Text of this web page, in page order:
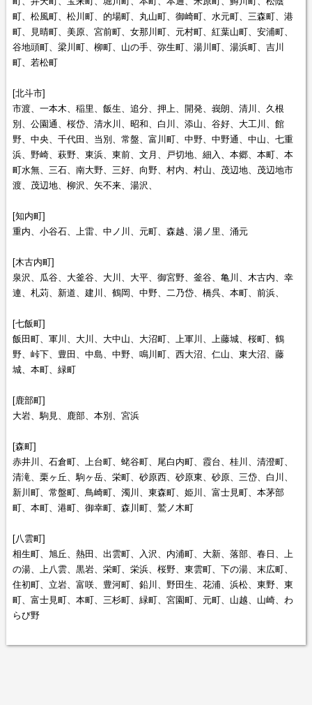
町、松風町、松川町、的場町、丸山町、御崎町、水元町、三森町、港
町、見晴町、美原、宮前町、女那川町、元村町、紅葉山町、安浦町、
谷地頭町、梁川町、柳町、山の手、弥生町、湯川町、湯浜町、吉川
町、若松町
[北斗市]
市渡、一本木、稲里、飯生、追分、押上、開発、峩朗、清川、久根
別、公園通、桜岱、清水川、昭和、白川、添山、谷好、大工川、館
野、中央、千代田、当別、常盤、富川町、中野、中野通、中山、七重
浜、野崎、萩野、東浜、東前、文月、戸切地、細入、本郷、本町、本
町水無、三石、南大野、三好、向野、村内、村山、茂辺地、茂辺地市
渡、茂辺地、柳沢、矢不来、湯沢、
[知内町]
重内、小谷石、上雷、中ノ川、元町、森越、湯ノ里、涌元
[木古内町]
泉沢、瓜谷、大釜谷、大川、大平、御宮野、釜谷、亀川、木古内、幸
連、札苅、新道、建川、鶴岡、中野、二乃岱、橋呉、本町、前浜、
[七飯町]
飯田町、軍川、大川、大中山、大沼町、上軍川、上藤城、桜町、鶴
野、峠下、豊田、中島、中野、鳴川町、西大沼、仁山、東大沼、藤
城、本町、緑町
[鹿部町]
大岩、駒見、鹿部、本別、宮浜
[森町]
赤井川、石倉町、上台町、蛯谷町、尾白内町、霞台、桂川、清澄町、
清滝、栗ヶ丘、駒ヶ岳、栄町、砂原西、砂原東、砂原、三岱、白川、
新川町、常盤町、鳥崎町、濁川、東森町、姫川、富士見町、本茅部
町、本町、港町、御幸町、森川町、鷲ノ木町
[八雲町]
相生町、旭丘、熱田、出雲町、入沢、内浦町、大新、落部、春日、上
の湯、上八雲、黒岩、栄町、栄浜、桜野、東雲町、下の湯、末広町、
住初町、立岩、富咲、豊河町、鉛川、野田生、花浦、浜松、東野、東
町、富士見町、本町、三杉町、緑町、宮園町、元町、山越、山崎、わ
らび野